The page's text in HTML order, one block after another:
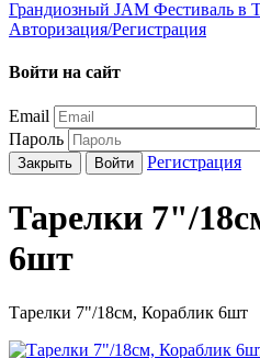
Грандиозный JAM Фестиваль
Авторизация/Регистрация
Войти на сайт
Email
Пароль
Закрыть Войти Регистрация
Тарелки 7"/
6шт
Тарелки 7"/18см, Кораблик 6шт